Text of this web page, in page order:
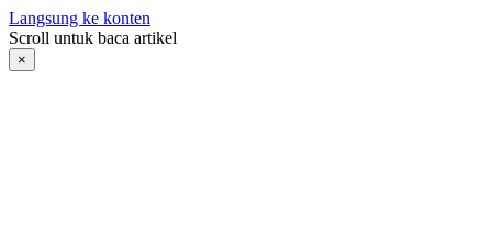
Langsung ke konten
Scroll untuk baca artikel
×